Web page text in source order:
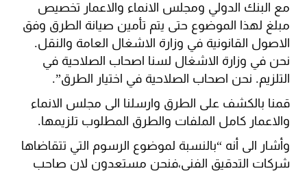
مع البنك الدولي ومجلس الانماء والاعمار تخصيص
مبلغ لهذا الموضوع حتى يتم تأمين صيانة الطرق وفق
الاصول القانونية في وزارة الاشغال العامة والنقل.
نحن في وزارة الاشغال لسنا اصحاب الصلاحية في
التلزيم. نحن اصحاب الصلاحية في اختيار الطرق”.
قمنا بالكشف على الطرق وارسلنا الى مجلس الانماء
والاعمار كامل الملفات والطرق المطلوب تلزيمها.
وأشار الى أنه “بالنسبة لموضوع الرسوم التي تتقاضاها
شركات التدقيق الفني،فنحن مستعدون لان صاحب